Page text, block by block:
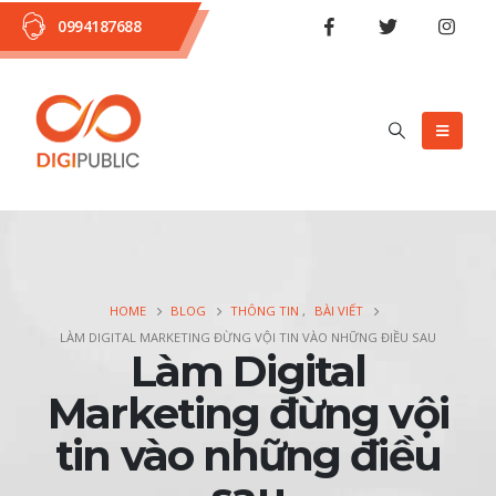
0994187688
HOME BLOG THÔNG TIN ,
BÀI VIẾT
LÀM DIGITAL MARKETING ĐỪNG VỘI TIN VÀO NHỮNG ĐIỀU SAU
Làm Digital
Marketing đừng vội
tin vào những điều